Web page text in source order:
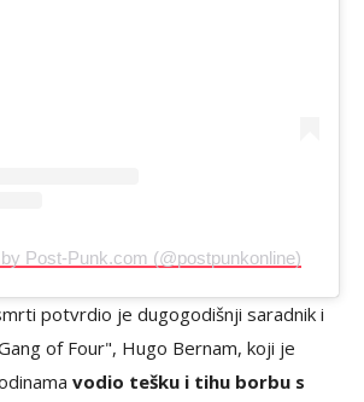
Post-Punk.com (@postpunkonline)
potvrdio je dugogodišnji saradnik i
of Four", Hugo Bernam, koji je
vodio tešku i tihu borbu s